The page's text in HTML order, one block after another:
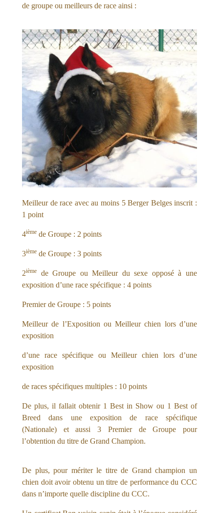
de groupe ou meilleurs de race ainsi :
Meilleur de race avec au moins 5 Berger Belges inscrit :
1 point
4ième de Groupe : 2 points
3ième de Groupe : 3 points
2ième
de Groupe ou Meilleur du sexe opposé à une
exposition d’une race spécifique : 4 points
Premier de Groupe : 5 points
Meilleur de l’Exposition ou Meilleur chien lors d’une
exposition
d’une race spécifique ou Meilleur chien lors d’une
exposition
de races spécifiques multiples : 10 points
De plus, il fallait obtenir 1 Best in Show ou 1 Best of
Breed dans une exposition de race spécifique
(Nationale) et aussi 3 Premier de Groupe pour
l’obtention du titre de Grand Champion.
De plus, pour mériter le titre de Grand champion un
chien doit avoir obtenu un titre de performance du CCC
dans n’importe quelle discipline du CCC.